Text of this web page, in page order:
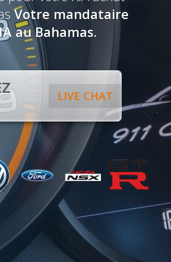
Votre mandataire
au Bahamas.
LIVE CHAT